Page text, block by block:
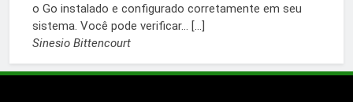
o Go instalado e configurado corretamente em seu
sistema. Você pode verificar... […]
Sinesio Bittencourt